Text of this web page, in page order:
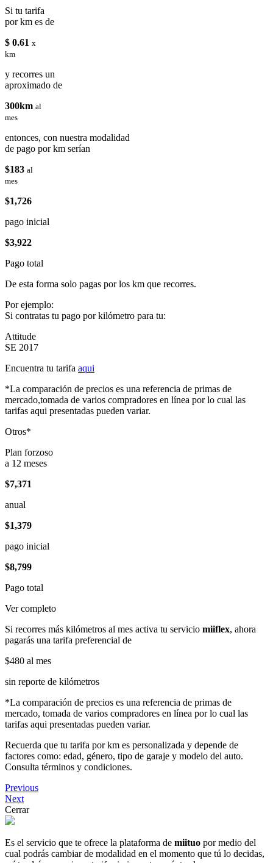
Si tu tarifa
por km es de
$ 0.61 x
km
y recorres un
aproximado de
300km al
mes
entonces, con nuestra modalidad
de pago por km serían
$183 al
mes
$1,726
pago inicial
$3,922
Pago total
De esta forma solo pagas por los km que recorres.
Por ejemplo:
Si contratas tu pago por kilómetro para tu:
Attitude
SE 2017
Encuentra tu tarifa aqui
*La comparación de precios es una referencia de primas de
mercado,tomada de varios compradores en línea por lo cual las
tarifas aqui presentadas pueden variar.
Otros*
Plan forzoso
a 12 meses
$7,371
anual
$1,379
pago inicial
$8,799
Pago total
Ver completo
Si recorres más kilómetros al mes activa tu servicio miiflex, ahora
pagarás una tarifa preferencial de
$480 al mes
sin reporte de kilómetros
*La comparación de precios es una referencia de primas de
mercado, tomada de varios compradores en línea por lo cual las
tarifas aqui presentadas pueden variar.
Recuerda que tu tarifa por km es personalizada y depende de
factores como: edad, género, tipo de garaje y modelo del auto.
Consulta términos y condiciones.
Previous
Next
Cerrar
Es el servicio que te ofrece la plataforma de miituo por medio del
cual podrás cambiar de modalidad en el momento que tú lo decidas,